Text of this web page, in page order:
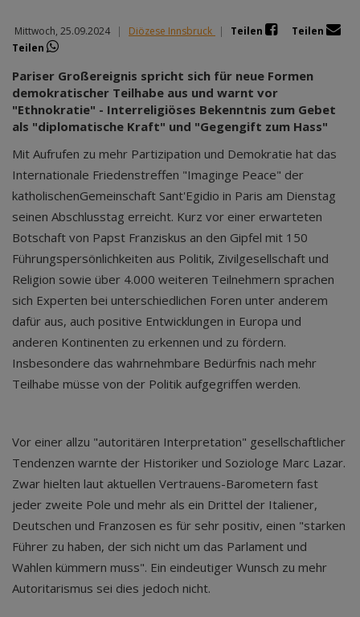
Mittwoch, 25.09.2024 | Diözese Innsbruck | Teilen
Teilen
Teilen
Pariser Großereignis spricht sich für neue Formen
demokratischer Teilhabe aus und warnt vor
"Ethnokratie" - Interreligiöses Bekenntnis zum Gebet
als "diplomatische Kraft" und "Gegengift zum Hass"
Mit Aufrufen zu mehr Partizipation und Demokratie hat das
Internationale Friedenstreffen "Imaginge Peace" der
katholischenGemeinschaft Sant'Egidio in Paris am Dienstag
seinen Abschlusstag erreicht. Kurz vor einer erwarteten
Botschaft von Papst Franziskus an den Gipfel mit 150
Führungspersönlichkeiten aus Politik, Zivilgesellschaft und
Religion sowie über 4.000 weiteren Teilnehmern sprachen
sich Experten bei unterschiedlichen Foren unter anderem
dafür aus, auch positive Entwicklungen in Europa und
anderen Kontinenten zu erkennen und zu fördern.
Insbesondere das wahrnehmbare Bedürfnis nach mehr
Teilhabe müsse von der Politik aufgegriffen werden.
Vor einer allzu "autoritären Interpretation" gesellschaftlicher
Tendenzen warnte der Historiker und Soziologe Marc Lazar.
Zwar hielten laut aktuellen Vertrauens-Barometern fast
jeder zweite Pole und mehr als ein Drittel der Italiener,
Deutschen und Franzosen es für sehr positiv, einen "starken
Führer zu haben, der sich nicht um das Parlament und
Wahlen kümmern muss". Ein eindeutiger Wunsch zu mehr
Autoritarismus sei dies jedoch nicht.